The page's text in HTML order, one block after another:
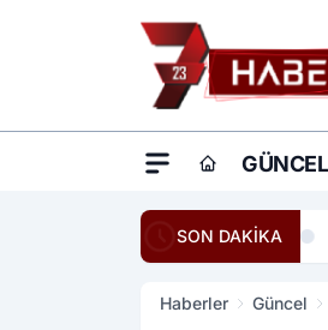
GÜNCEL
SON DAKİKA
Haberler Güncel